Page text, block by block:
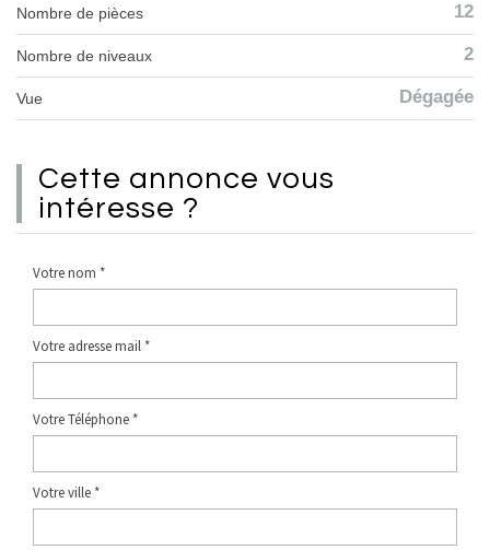
Nombre de pièces 12
Nombre de niveaux 2
Vue Dégagée
cette annonce vous
intéresse ?
Votre nom *
Votre adresse mail *
Votre Téléphone *
Votre ville *